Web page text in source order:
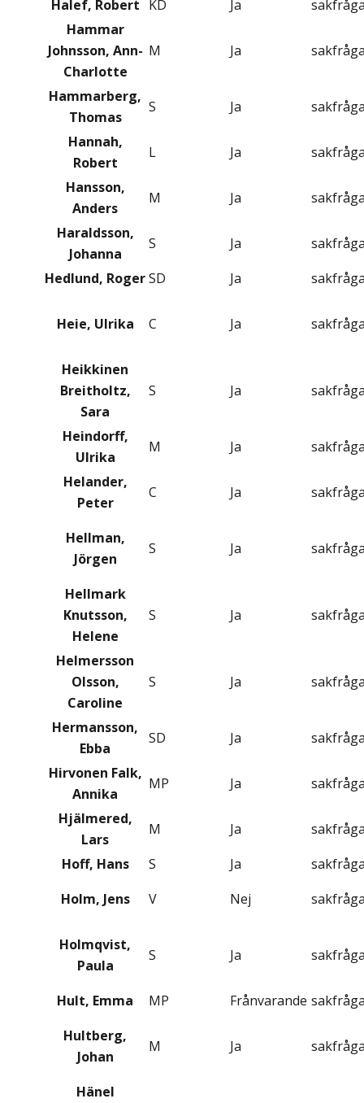
Halef, Robert KD Ja
Hammar
Johnsson, Ann-
Charlotte
M Ja
Hammarberg,
Thomas
S Ja
Hannah,
Robert
L Ja
Hansson,
Anders
M Ja
Haraldsson,
Johanna
S Ja
Hedlund, RogerSD Ja
Heie, Ulrika C Ja
Heikkinen
Breitholtz,
Sara
S Ja
Heindorff,
Ulrika
M Ja
Helander,
Peter
C Ja
Hellman,
Jörgen
S Ja
Hellmark
Knutsson,
Helene
S Ja
Helmersson
Olsson,
Caroline
S Ja
Hermansson,
Ebba
SD Ja
Hirvonen Falk,
Annika
MP Ja
Hjälmered,
Lars
M Ja
Hoff, Hans
S Ja
Holm, Jens
V Nej
Holmqvist,
Paula
S Ja
Hult, Emma MP Frånvarande
Hultberg,
Johan
M Ja
Hänel